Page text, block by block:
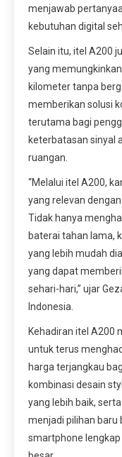
menjawab
kebutuhan digital
Selain itu, itel A200
yang
kilometer tanpa
memberikan solusi
terutama bagi
keterbatasan sinyal
ruangan.
“Melalui itel A200,
yang relevan
Tidak hanya
baterai tahan lama,
yang lebih mudah
yang dapat
sehari-hari,” ujar
Indonesia.
Kehadiran itel A200
untuk terus
harga terjangkau
kombinasi desain
yang lebih baik,
menjadi pilihan baru
smartphone